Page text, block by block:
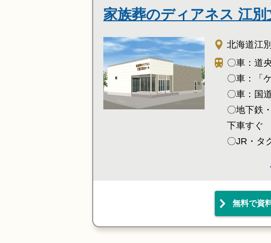
家族葬のディアネス 江別
北海道江
〇車：道
〇車：「
〇車：国
〇地下鉄
下車すぐ
〇JR・タ
無料で資